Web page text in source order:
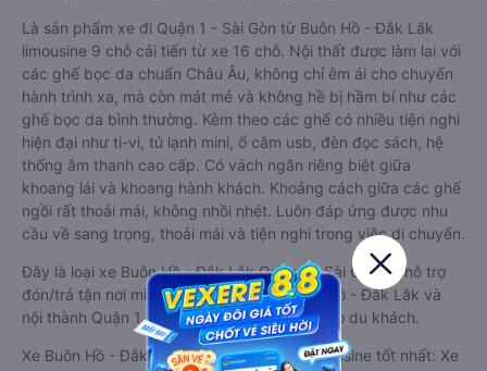
Là sản phẩm xe đi Quận 1 - Sài Gòn từ Buôn Hồ - Đắk Lắk
limousine 9 chỗ cải tiến từ xe 16 chỗ. Nội thất được làm lại với
các ghế bọc da chuẩn Châu Âu, không chỉ êm ái cho chuyến
hành trình xa, mà còn mát mẻ và không hề bị hầm bí như các
ghế bọc da bình thường. Kèm theo các ghế có nhiều tiện nghi
hiện đại như ti-vi, tủ lạnh mini, ổ cắm usb, đèn đọc sách, hệ
thống âm thanh cao cấp. Có vách ngăn riêng biệt giữa
khoang lái và khoang hành khách. Khoảng cách giữa các ghế
ngồi rất thoải mái, không nhồi nhét. Luôn đáp ứng được nhu
cầu về sang trọng, thoải mái và tiện nghi trong việc di chuyển.
Đây là loại xe Buôn Hồ - Đắk Lắk Quận 1 - Sài Gòn có hỗ trợ
đón/trả tận nơi miễn phí tại nội thành Buôn Hồ - Đắk Lắk và
nội thành Quận 1 - Sài Gòn, rất thuận tiện cho du khách.
Xe Buôn Hồ - Đắk Lắk Quận 1 - Sài Gòn limousine tốt nhất: Xe